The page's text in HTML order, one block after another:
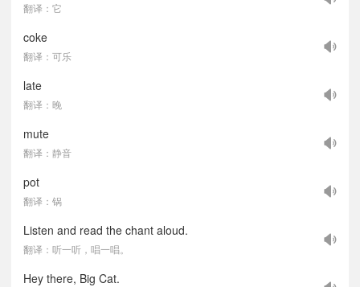
翻译：它
coke
翻译：可乐
late
翻译：晚
mute
翻译：静音
pot
翻译：锅
Listen and read the chant aloud.
翻译：听一听，唱一唱。
Hey there, Big Cat.